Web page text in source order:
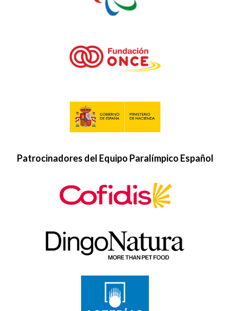
Patrocinadores del Equipo Paralímpico Español